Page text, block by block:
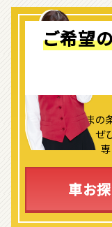
ご希望
よりお客さまの
ぜ
車お